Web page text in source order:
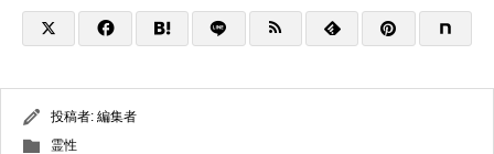
投稿者: 編集者
霊性